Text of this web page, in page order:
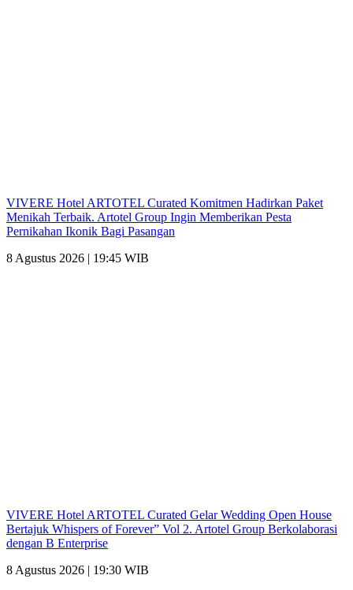
VIVERE Hotel ARTOTEL Curated Komitmen Hadirkan Paket
Menikah Terbaik. Artotel Group Ingin Memberikan Pesta
Pernikahan Ikonik Bagi Pasangan
8 Agustus 2026 | 19:45 WIB
VIVERE Hotel ARTOTEL Curated Gelar Wedding Open House
Bertajuk Whispers of Forever” Vol 2. Artotel Group Berkolaborasi
dengan B Enterprise
8 Agustus 2026 | 19:30 WIB